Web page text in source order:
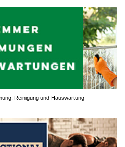
Reinigung und Hauswartung